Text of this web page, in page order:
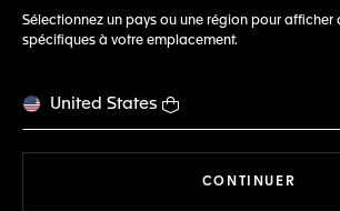
Sélectionnez un pays ou une région pour afficher
spécifiques à votre emplacement.
United States
CONTINUER